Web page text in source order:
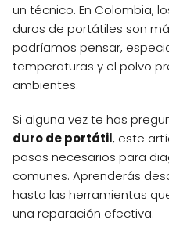
un técnico. En Colombia,
duros de portátiles son
podríamos pensar,
temperaturas y el polvo
ambientes.
Si alguna vez te has
duro de portátil, este
pasos necesarios para
comunes. Aprenderás
hasta las herramientas
una reparación efectiva.